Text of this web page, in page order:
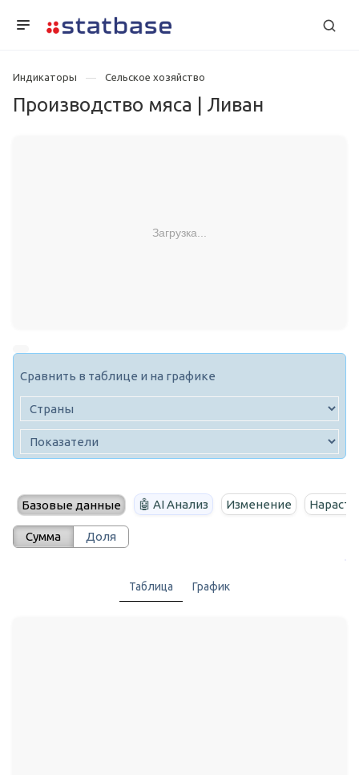
Индикаторы Сельское хозяйство
Производство мяса | Ливан
Загрузка...
Сравнить в таблице и на графике
Базовые данные 🤖 AI Анализ Изменение
Сумма Доля
Таблица График